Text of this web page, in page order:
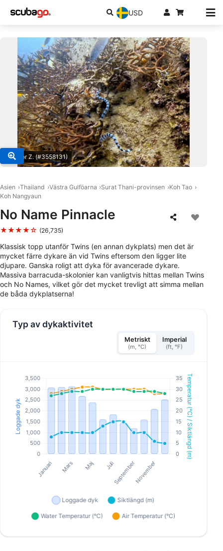
USD
© Fedor Z. (#3558131)
Asien Thailand Västra Gulföarna Surat Thani-provinsen
Koh Tao
Koh Nangyaun
No Name Pinnacle
★★★★☆ (26,735)
Klassisk topp utanför Twins (en annan dykplats) men det är
mycket färre dykare än vid Twins eftersom den ligger lite
djupare. Ganska roligt att dyka för avancerade dykare.
Massiva barracuda-skolonier kan vanligtvis hittas mellan Twins
och No Names, vilket gör det mycket trevligt att simma mellan
de båda dykplatserna!
Typ av dykaktivitet
Metriskt
(m, °C)
Imperial
(ft, °F)